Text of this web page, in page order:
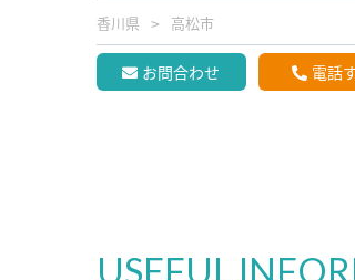
香川県 高松市
お問合わせ 電話
USEFUL